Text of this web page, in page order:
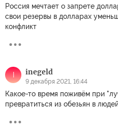
Россия мечтает о запрете
свои резервы в долларах
конфликт
I inegeld
9 декабря 2021, 16:44
Какое-то время поживём при
превратиться из обезьян в